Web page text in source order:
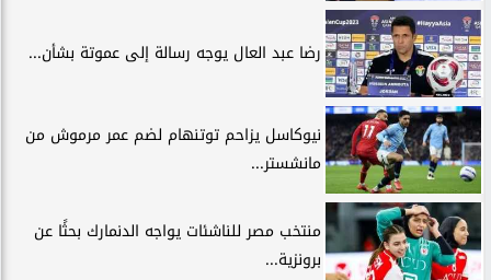
رضا عبد العال يوجه رسالة إلى عموتة بشأن...
نيوكاسل يزاحم توتنهام لضم عمر مرموش من
مانشستر...
منتخب مصر للناشئات يواجه الدنمارك بحثًا عن
برونزية...